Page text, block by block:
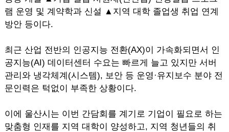
램 운영 및 계약학과 신설 ▲지역 대학 졸업생 취업 연계
방안 등이다.
최근 산업 전반의 인공지능 전환(AX)이 가속화되면서 인
공지능(AI) 데이터센터 수요는 빠르게 늘고 있지만 서버
관리와 냉각체계(시스템), 보안 등 운영·유지보수 분야 전
문인력은 턱없이 부족한 상황이다.
이에 울산시는 이번 간담회를 계기로 기업이 필요로 하는
맞춤형 인재를 지역 대학이 양성하고, 지역 청년들의 취